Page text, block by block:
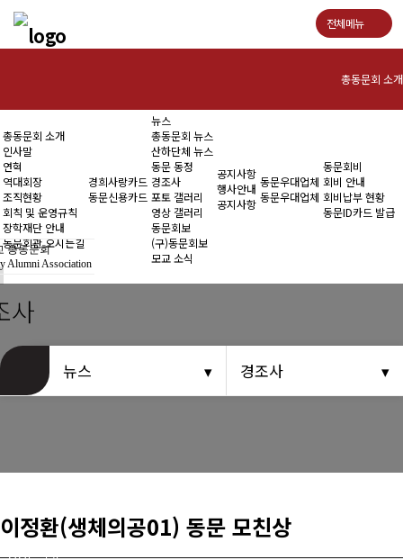
전체메뉴
총동문회 소개
인사말
연혁
역대회장
조직현황
회칙 및 운영규칙
장학재단 안내
동문회관 오시는길
총동문회 뉴스
총동문회 소개
인사말
연혁
역대회장
조직현황
회칙 및 운영규칙
장학재단 안내
동문회관 오시는길
경희사랑카드
동문신용카드
뉴스
총동문회 뉴스
산하단체 뉴스
동문 동정
경조사
포토 갤러리
영상 갤러리
동문회보
(구)동문회보
모교 소식
공지사항
행사안내
공지사항
동문우대업체
동문우대업체
동문회비
회비 안내
회비납부 현황
동문ID카드 발급
총동문회
Alumni Association
사
뉴스 경조사
이정환(생체의공01) 동문 모친상